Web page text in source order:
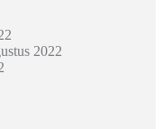
2022